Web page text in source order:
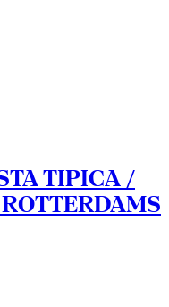
TIPICA /